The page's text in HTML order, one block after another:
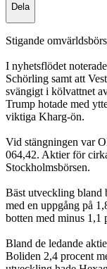
Dela
Stigande
I nyhetsflödet
Schörling samt att
svängigt i kölvattnet
Trump hotade med
viktiga Kharg-ön.
Vid stängningen var
064,42. Aktier för
Stockholmsbörsen.
Bäst utveckling bland
med en uppgång på
botten med minus 1,1
Bland de ledande
Boliden 2,4 procent